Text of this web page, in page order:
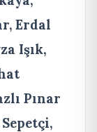
Erdal
Işık,
Pınar